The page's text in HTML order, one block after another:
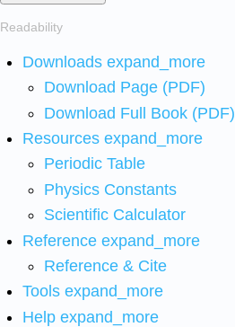
Readability
Downloads expand_more
Download Page (PDF)
Download Full Book (PDF)
Resources expand_more
Periodic Table
Physics Constants
Scientific Calculator
Reference expand_more
Reference & Cite
Tools expand_more
Help expand_more